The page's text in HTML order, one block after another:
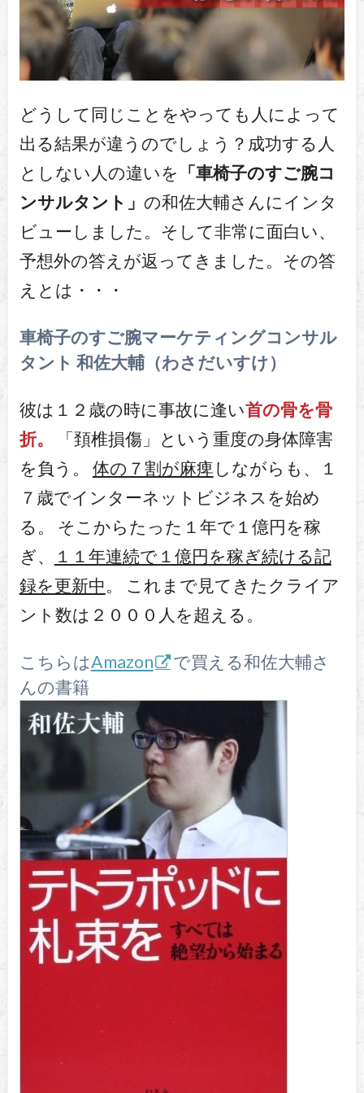
どうして同じことをやっても人によって
出る結果が違うのでしょう？成功する人
としない人の違いを 「車椅子のすご腕コ
ンサルタント」 の和佐大輔さんにインタ
ビューしました。そして非常に面白い、
予想外の答えが返ってきました。その答
えとは・・・
車椅子のすご腕マーケティングコンサル
タント 和佐大輔（わさだいすけ）
彼は１２歳の時に事故に逢い首の骨を骨
折。
「頚椎損傷」という重度の身体障害
を負う。 体の７割が麻痺しながらも、１
７歳でインターネットビジネスを始め
る。 そこからたった１年で１億円を稼
ぎ、
１１年連続で１億円を稼ぎ続ける記
録を更新中。 これまで見てきたクライア
ント数は２０００人を超える。
こちらはAmazon
で買える和佐大輔さ
んの書籍